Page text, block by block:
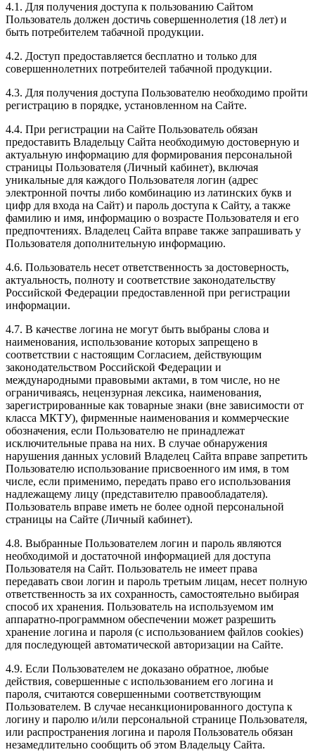
4.1. Для получения доступа к пользованию Сайтом
Пользователь должен достичь совершеннолетия (18 лет) и
быть потребителем табачной продукции.
4.2. Доступ предоставляется бесплатно и только для
совершеннолетних потребителей табачной продукции.
4.3. Для получения доступа Пользователю необходимо пройти
регистрацию в порядке, установленном на Сайте.
4.4. При регистрации на Сайте Пользователь обязан
предоставить Владельцу Сайта необходимую достоверную и
актуальную информацию для формирования персональной
страницы Пользователя (Личный кабинет), включая
уникальные для каждого Пользователя логин (адрес
электронной почты либо комбинацию из латинских букв и
цифр для входа на Сайт) и пароль доступа к Сайту, а также
фамилию и имя, информацию о возрасте Пользователя и его
предпочтениях. Владелец Сайта вправе также запрашивать у
Пользователя дополнительную информацию.
4.6. Пользователь несет ответственность за достоверность,
актуальность, полноту и соответствие законодательству
Российской Федерации предоставленной при регистрации
информации.
4.7. В качестве логина не могут быть выбраны слова и
наименования, использование которых запрещено в
соответствии с настоящим Согласием, действующим
законодательством Российской Федерации и
международными правовыми актами, в том числе, но не
ограничиваясь, нецензурная лексика, наименования,
зарегистрированные как товарные знаки (вне зависимости от
класса МКТУ), фирменные наименования и коммерческие
обозначения, если Пользователю не принадлежат
исключительные права на них. В случае обнаружения
нарушения данных условий Владелец Сайта вправе запретить
Пользователю использование присвоенного им имя, в том
числе, если применимо, передать право его использования
надлежащему лицу (представителю правообладателя).
Пользователь вправе иметь не более одной персональной
страницы на Сайте (Личный кабинет).
4.8. Выбранные Пользователем логин и пароль являются
необходимой и достаточной информацией для доступа
Пользователя на Сайт. Пользователь не имеет права
передавать свои логин и пароль третьим лицам, несет полную
ответственность за их сохранность, самостоятельно выбирая
способ их хранения. Пользователь на используемом им
аппаратно-программном обеспечении может разрешить
хранение логина и пароля (с использованием файлов cookies)
для последующей автоматической авторизации на Сайте.
4.9. Если Пользователем не доказано обратное, любые
действия, совершенные с использованием его логина и
пароля, считаются совершенными соответствующим
Пользователем. В случае несанкционированного доступа к
логину и паролю и/или персональной странице Пользователя,
или распространения логина и пароля Пользователь обязан
незамедлительно сообщить об этом Владельцу Сайта.